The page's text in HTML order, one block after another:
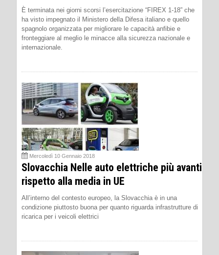
È terminata nei giorni scorsi l’esercitazione “FIREX 1-18” che
ha visto impegnato il Ministero della Difesa italiano e quello
spagnolo organizzata per migliorare le capacità anfibie e
fronteggiare al meglio le minacce alla sicurezza nazionale e
internazionale.
Mercoledì 10 Gennaio 2018
Slovacchia Nelle auto elettriche più avanti
rispetto alla media in UE
All’interno del contesto europeo, la Slovacchia è in una
condizione piuttosto buona per quanto riguarda infrastrutture di
ricarica per i veicoli elettrici